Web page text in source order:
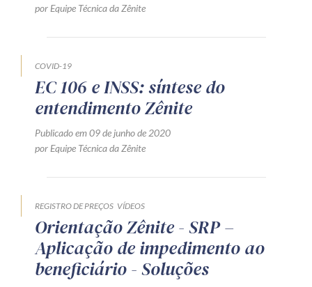
por Equipe Técnica da Zênite
COVID-19
EC 106 e INSS: síntese do
entendimento Zênite
Publicado em 09 de junho de 2020
por Equipe Técnica da Zênite
REGISTRO DE PREÇOS VÍDEOS
Orientação Zênite - SRP –
Aplicação de impedimento ao
beneficiário - Soluções